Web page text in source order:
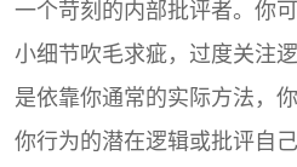
一个苛刻的内部批评者。你
小细节吹毛求疵，过度关注
是依靠你通常的实际方法，
你行为的潜在逻辑或批评自